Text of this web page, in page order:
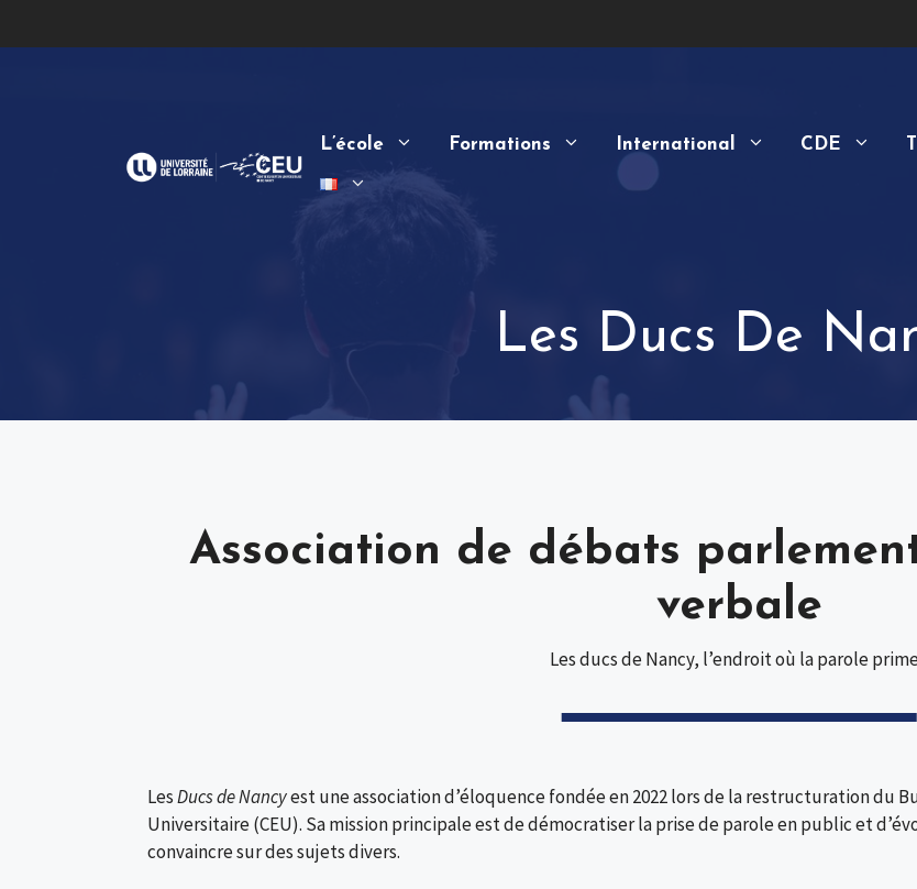
L’école Formations International CDE
Les Ducs De
Association de débats
verbale
Les ducs de Nancy, l’endroit où la parole
LesDucs de Nancyest une association d’éloquence fondée en 2022 lors de la restructuration du
Universitaire (CEU). Sa mission principale est de démocratiser la prise de parole en public et
convaincre sur des sujets divers.